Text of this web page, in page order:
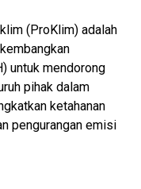
(ProKlim) adalah
untuk mendorong
pihak dalam
ketahanan
pengurangan emisi